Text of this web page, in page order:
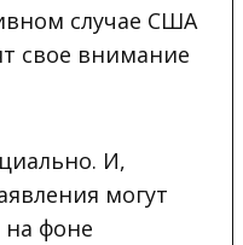
случае США
свое внимание
И,
могут
фоне